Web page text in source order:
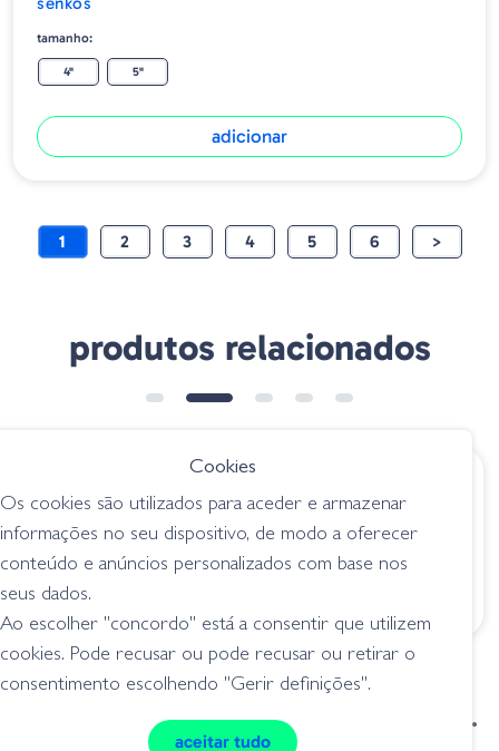
tamanho:
4" 5"
adicionar
1 2 3 4 5 6 >
produtos relacionados
€ 12.95
Gary Yamamoto
Senko - 031 Blue Prl
W/Silver Flk
senkos
AGR Baits Still
Worm - Silver Shad
condições de venda
livro de reclamações
Cookies
Os cookies são utilizados para aceder e armazenar
informações no seu dispositivo, de modo a oferecer
conteúdo e anúncios personalizados com base nos
seus dados.
Ao escolher "concordo" está a consentir que utilizem
cookies. Pode recusar ou pode recusar ou retirar o
consentimento escolhendo "Gerir definições".
aceitar tudo